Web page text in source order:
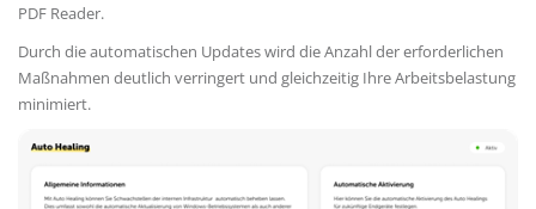
PDF Reader.
Durch die automatischen Updates wird die Anzahl der erforderlichen
Maßnahmen deutlich verringert und gleichzeitig Ihre Arbeitsbelastung
minimiert.